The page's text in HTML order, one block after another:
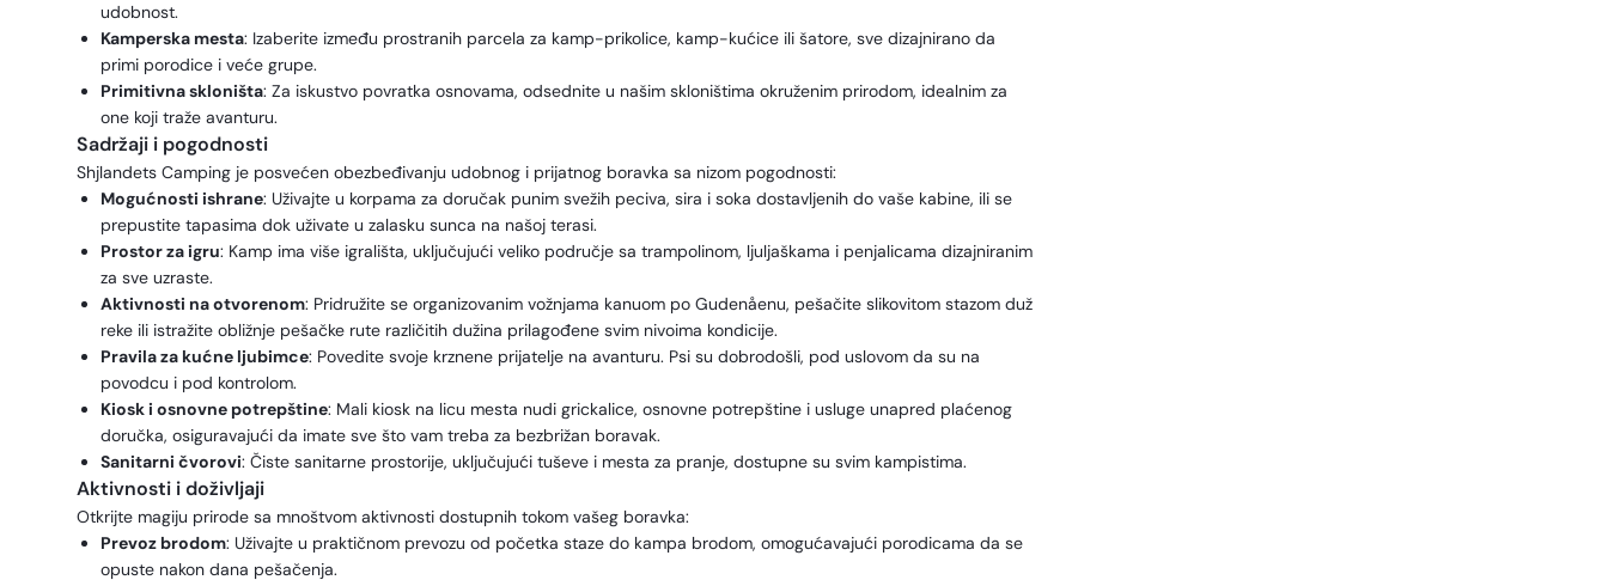
udobnost.
Kamperska mesta: Izaberite između prostranih parcela za kamp-prikolice, kamp-kućice ili šatore, sve dizajnirano da
primi porodice i veće grupe.
Primitivna skloništa: Za iskustvo povratka osnovama, odsednite u našim skloništima okruženim prirodom, idealnim za
one koji traže avanturu.
Sadržaji i pogodnosti
Shjlandets Camping je posvećen obezbeđivanju udobnog i prijatnog boravka sa nizom pogodnosti:
Mogućnosti ishrane: Uživajte u korpama za doručak punim svežih peciva, sira i soka dostavljenih do vaše kabine, ili se
prepustite tapasima dok uživate u zalasku sunca na našoj terasi.
Prostor za igru: Kamp ima više igrališta, uključujući veliko područje sa trampolinom, ljuljaškama i penjalicama dizajniranim
za sve uzraste.
Aktivnosti na otvorenom: Pridružite se organizovanim vožnjama kanuom po Gudenåenu, pešačite slikovitom stazom duž
reke ili istražite obližnje pešačke rute različitih dužina prilagođene svim nivoima kondicije.
Pravila za kućne ljubimce: Povedite svoje krznene prijatelje na avanturu. Psi su dobrodošli, pod uslovom da su na
povodcu i pod kontrolom.
Kiosk i osnovne potrepštine: Mali kiosk na licu mesta nudi grickalice, osnovne potrepštine i usluge unapred plaćenog
doručka, osiguravajući da imate sve što vam treba za bezbrižan boravak.
Sanitarni čvorovi: Čiste sanitarne prostorije, uključujući tuševe i mesta za pranje, dostupne su svim kampistima.
Aktivnosti i doživljaji
Otkrijte magiju prirode sa mnoštvom aktivnosti dostupnih tokom vašeg boravka:
Prevoz brodom: Uživajte u praktičnom prevozu od početka staze do kampa brodom, omogućavajući porodicama da se
opuste nakon dana pešačenja.